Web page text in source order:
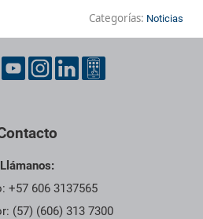
Categorías: Noticias
Llámanos:
+57 606 3137565
(57) (606) 313 7300